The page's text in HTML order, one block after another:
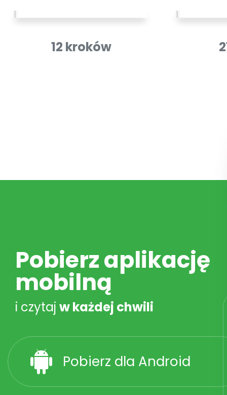
12 kroków
Pobierz aplikację
mobilną
i czytaj w każdej chwili
Pobierz dla Android